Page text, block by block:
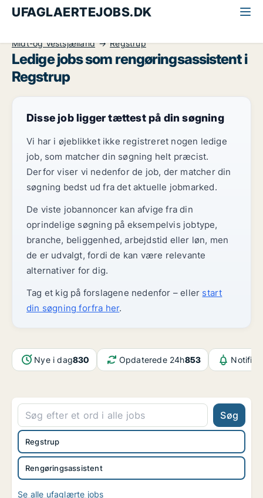
UFAGLAERTEJOBS.DK
Midt-og Vestsjælland
Regstrup
Ledige jobs som rengøringsassistent i
Regstrup
Disse job ligger tættest på din søgning
Vi har i øjeblikket ikke registreret nogen ledige
job, som matcher din søgning helt præcist.
Derfor viser vi nedenfor de job, der matcher din
søgning bedst ud fra det aktuelle jobmarked.
De viste jobannoncer kan afvige fra din
oprindelige søgning på eksempelvis jobtype,
branche, beliggenhed, arbejdstid eller løn, men
de er udvalgt, fordi de kan være relevante
alternativer for dig.
Tag et kig på forslagene nedenfor – eller start
din søgning forfra her.
Nye i dag830 Opdaterede 24h853
Søg
Rengøringsassistent
Regstrup
Se alle ufaglærte jobs